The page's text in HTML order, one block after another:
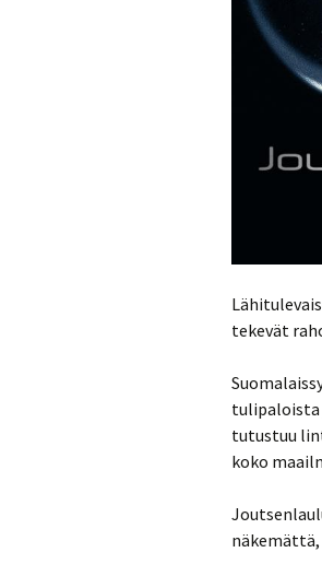
tekevät
tulipaloista
tutustuu
koko